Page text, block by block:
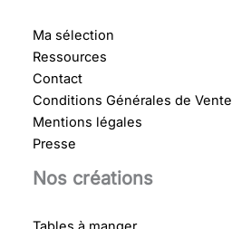
Ma sélection
Ressources
Contact
Conditions Générales de Vente
Mentions légales
Presse
Nos créations